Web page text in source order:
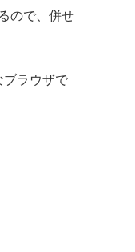
ので、併せ
ラウザで